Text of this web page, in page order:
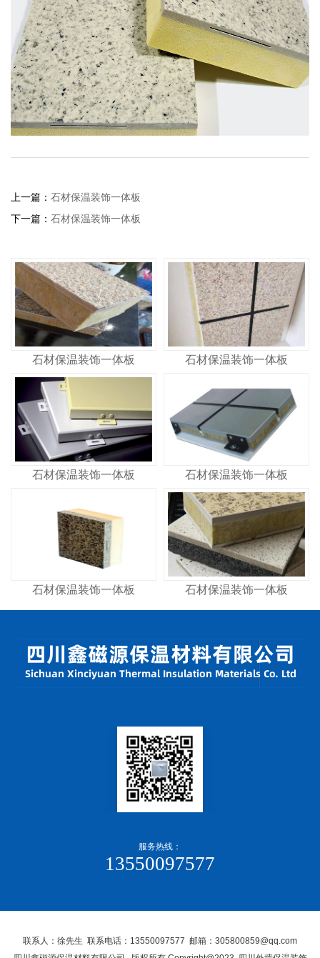
上一篇： 石材保温装饰一体板
下一篇： 石材保温装饰一体板
石材保温装饰一体板 石材保温装饰一体板
石材保温装饰一体板 石材保温装饰一体板
石材保温装饰一体板 石材保温装饰一体板
服务热线：
13550097577
联系人：徐先生 联系电话：13550097577 邮箱：305800859@qq.com